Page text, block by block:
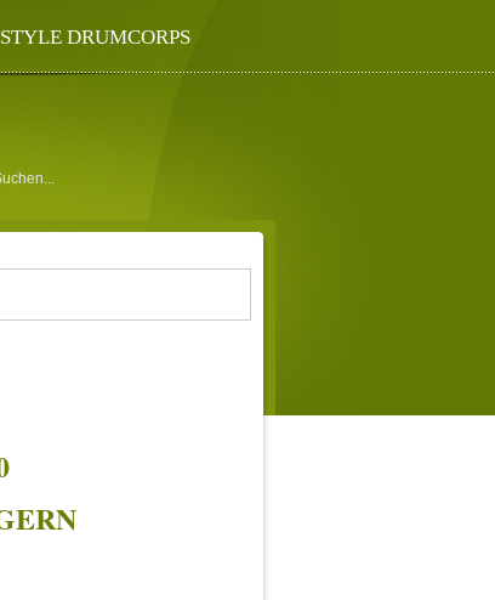
DRUMCORPS